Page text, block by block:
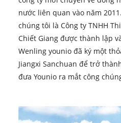
nước liên quan vào năm
chúng tôi là Công ty TNHH
Chiết Giang được thành lập
Wenling younio đã ký một
Jiangxi Sanchuan để trở
đưa Younio ra mắt công